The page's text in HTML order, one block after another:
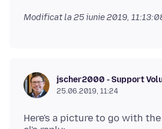
Modificat la 25 iunie 2019,
jscher2000 - Support
25.06.2019, 11:24
Here's a picture to go with